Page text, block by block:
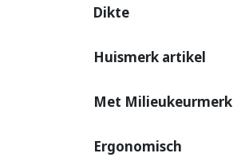
Dikte
Huismerk artikel
Met Milieukeurmerk
Ergonomisch